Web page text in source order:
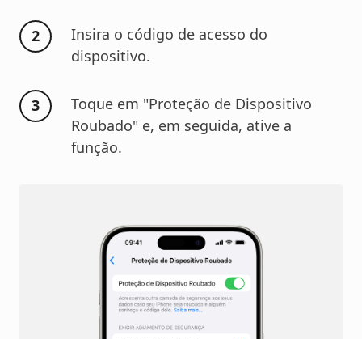
Insira o código de acesso do
dispositivo.
Toque em "Proteção de Dispositivo
Roubado" e, em seguida, ative a
função.